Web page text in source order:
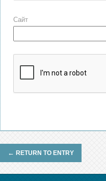
Сайт
← RETURN TO ENTRY